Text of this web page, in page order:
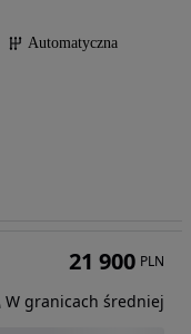
Automatyczna
21 900 PLN
W granicach średniej